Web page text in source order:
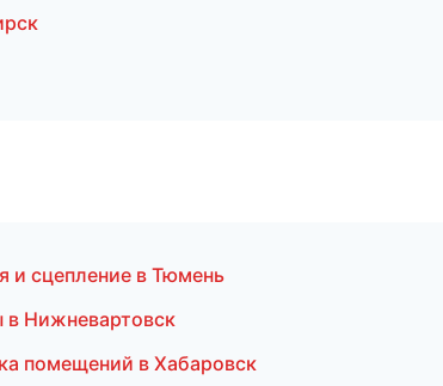
и сцепление в Тюмень
в Нижневартовск
помещений в Хабаровск